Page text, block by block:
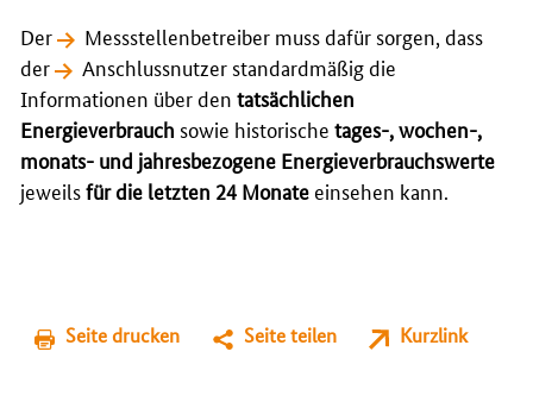
Der
Messstellenbetreiber muss dafür sorgen, dass
der
Anschlussnutzerstandardmäßig die
Informationen über den tatsächlichen
Energieverbrauch sowie historische tages-, wochen-,
monats- und jahresbezogene Energieverbrauchswerte
jeweilsfür die letzten 24 Monate einsehen kann.
Seite drucken Seite teilen Kurzlink